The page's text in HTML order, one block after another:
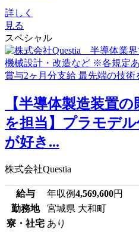
詳しく
見る
スペシャル
【半導体製造装置
を担当】プラモデ
が好き...
株式会社Questia
給与 年収例4,569,600円
勤務地
宮城県 大和町
寮・社宅 あり